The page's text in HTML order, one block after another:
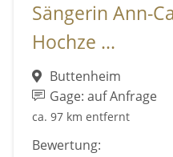
Sängerin Ann-
Hochze ...
Buttenheim
Gage: auf Anfrage
ca. 97 km entfernt
Bewertung: